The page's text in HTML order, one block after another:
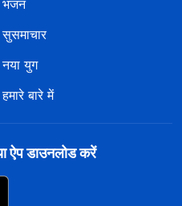
भजन
सुसमाचार
नया युग
हमारे बारे में
ऐप डाउनलोड करें